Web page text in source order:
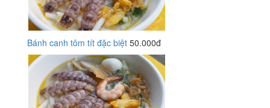
Bánh canh tôm tít đặc biệt 50.000đ